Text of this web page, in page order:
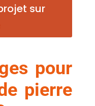
sur
pour
pierre